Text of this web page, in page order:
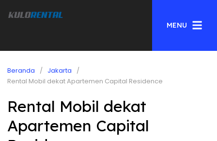
MENU
Beranda
Jakarta
Rental Mobil dekat Apartemen Capital Residence
Rental Mobil dekat
Apartemen Capital